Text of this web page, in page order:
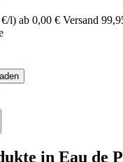
l) ab 0,00 € Versand
in Eau de